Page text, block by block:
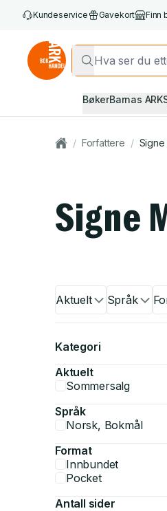
Kundeservice Gavekort Finn
BøkerBarnas ARK
/ Forfattere / Signe
Signe
Aktuelt Språk
Kategori
Aktuelt
Sommersalg
Språk
Norsk, Bokmål
Format
Innbundet
Pocket
Antall sider